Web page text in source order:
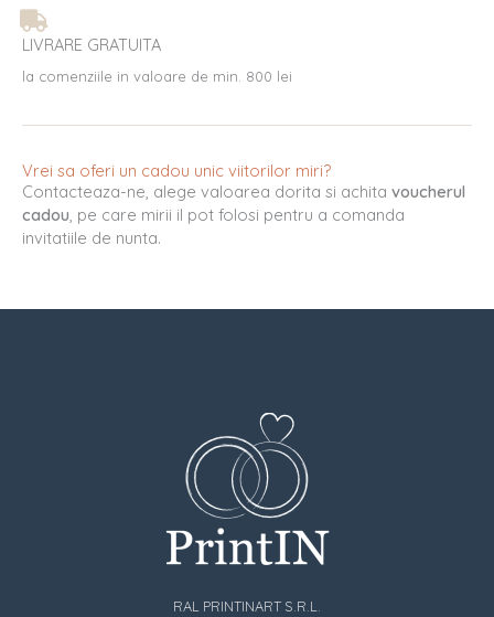
LIVRARE GRATUITA
la comenziile in valoare de min. 800 lei
Vrei sa oferi un cadou unic viitorilor miri?
Contacteaza-ne, alege valoarea dorita si achita voucherul
cadou , pe care mirii il pot folosi pentru a comanda
invitatiile de nunta.
RAL PRINTINART S.R.L.